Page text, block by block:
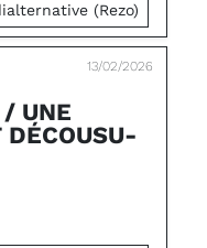
(Rezo)
13/02/2026
/ UNE